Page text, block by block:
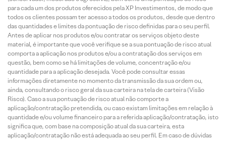
para cada um dos produtos oferecidos pela XP Investimentos, de modo que
todos os clientes possam ter acesso a todos os produtos, desde que dentro
das quantidades e limites da pontuação de risco definidas para o seu perfil.
Antes de aplicar nos produtos e/ou contratar os serviços objeto deste
material, é importante que você verifique se a sua pontuação de risco atual
comporta a aplicação nos produtos e/ou a contratação dos serviços em
questão, bem como se há limitações de volume, concentração e/ou
quantidade para a aplicação desejada. Você pode consultar essas
informações diretamente no momento da transmissão da sua ordem ou,
ainda, consultando o risco geral da sua carteira na tela de carteira (Visão
Risco). Caso a sua pontuação de risco atual não comporte a
aplicação/contratação pretendida, ou caso existam limitações em relação à
quantidade e/ou volume financeiro para a referida aplicação/contratação, isto
significa que, com base na composição atual da sua carteira, esta
aplicação/contratação não está adequada ao seu perfil. Em caso de dúvidas